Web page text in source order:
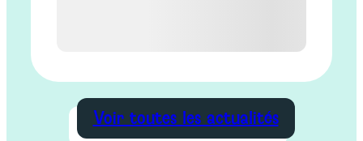
Voir toutes les actualités